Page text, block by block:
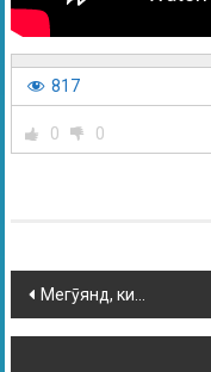
817
0 0
Мегӯянд, ки…